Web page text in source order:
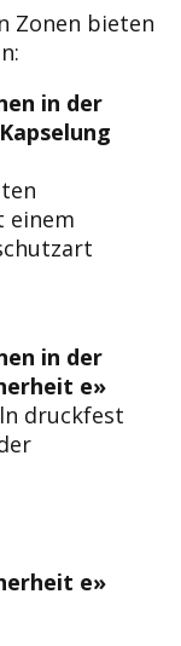
Zonen bieten
in der
einem
in der
e»
druckfest
e»